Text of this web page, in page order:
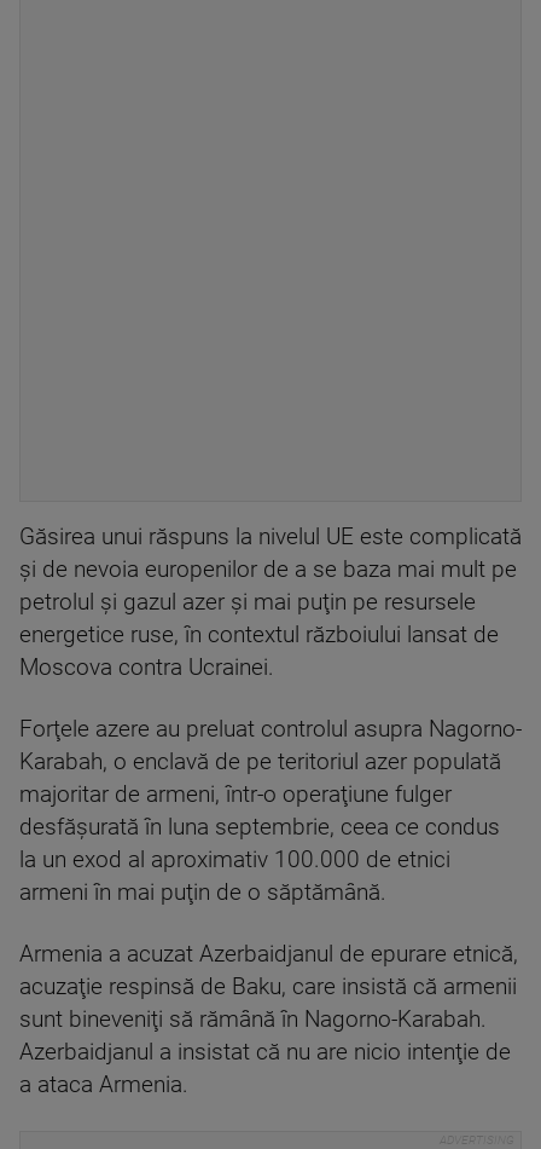
Găsirea unui răspuns la nivelul UE este complicată
şi de nevoia europenilor de a se baza mai mult pe
petrolul şi gazul azer şi mai puţin pe resursele
energetice ruse, în contextul războiului lansat de
Moscova contra Ucrainei.
Forţele azere au preluat controlul asupra Nagorno-
Karabah, o enclavă de pe teritoriul azer populată
majoritar de armeni, într-o operaţiune fulger
desfăşurată în luna septembrie, ceea ce condus
la un exod al aproximativ 100.000 de etnici
armeni în mai puţin de o săptămână.
Armenia a acuzat Azerbaidjanul de epurare etnică,
acuzaţie respinsă de Baku, care insistă că armenii
sunt bineveniţi să rămână în Nagorno-Karabah.
Azerbaidjanul a insistat că nu are nicio intenţie de
a ataca Armenia.